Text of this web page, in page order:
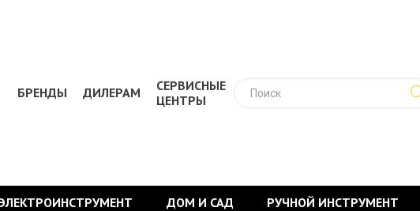
БРЕНДЫ ДИЛЕРАМ
СЕРВИСНЫЕ
ЦЕНТРЫ
ДОМ И САД РУЧНОЙ ИНСТРУМЕНТ